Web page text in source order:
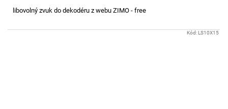
libovolný zvuk do dekodéru z webu ZIMO - free
Kód:LS10X15